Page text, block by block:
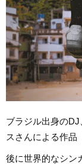
ブラジル出身の
スさんによる作品
後に世界的なシン